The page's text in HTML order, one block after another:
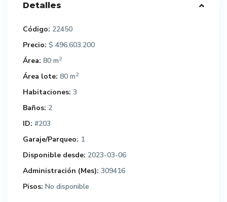
Detalles
Código: 22450
Precio: $ 496.603.200
Área: 80 m2
Área lote: 80 m2
Habitaciones: 3
Baños: 2
ID: #203
Garaje/Parqueo: 1
Disponible desde: 2023-03-06
Administración (Mes): 309416
Pisos: No disponible